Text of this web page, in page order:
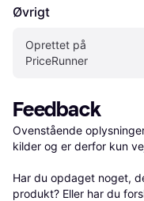
Øvrigt
Oprettet på
PriceRunner
Feedback
Ovenstående
kilder og er derfor kun
Har du opdaget noget,
produkt? Eller har du